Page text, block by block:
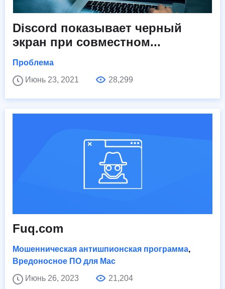
Discord показывает черный
экран при совместном...
Проблема
Июнь 23, 2021
28,299
Fuq.com
Мошенническая антишпионская программа,
Вредоносное ПО для Mac
Июнь 26, 2023
21,204